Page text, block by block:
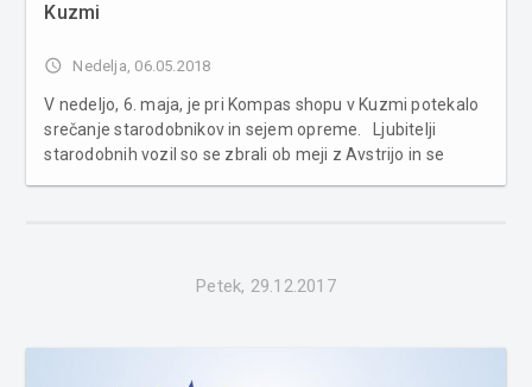
Kuzmi
access_time Nedelja, 06.05.2018
V nedeljo, 6. maja, je pri Kompas shopu v Kuzmi potekalo
srečanje starodobnikov in sejem opreme. Ljubitelji
starodobnih vozil so se zbrali ob meji z Avstrijo in se
Petek, 29.12.2017